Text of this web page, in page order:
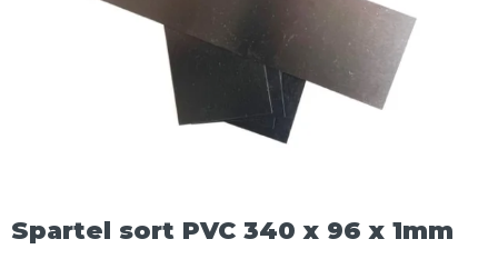
Spartel sort PVC 340 x 96 x 1mm